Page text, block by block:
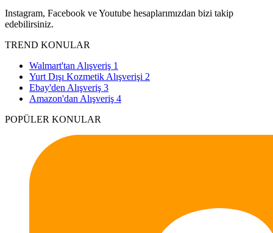
Instagram, Facebook ve Youtube hesaplarımızdan bizi takip
edebilirsiniz.
TREND KONULAR
Walmart'tan Alışveriş 1
Yurt Dışı Kozmetik Alışverişi 2
Ebay'den Alışveriş 3
Amazon'dan Alışveriş 4
POPÜLER KONULAR